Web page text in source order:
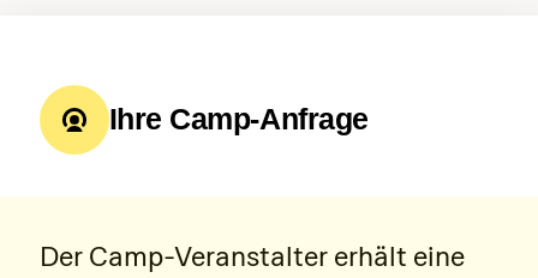
Ihre Camp-Anfrage
Der Camp-Veranstalter erhält eine